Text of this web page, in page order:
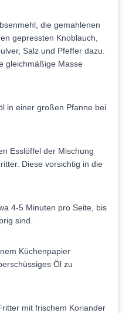
die gemahlenen
gepressten Knoblauch,
Salz und Pfeffer dazu.
gleichmäßige Masse
in einer großen Pfanne bei
Esslöffel der Mischung
Diese vorsichtig in die
4-5 Minuten pro Seite, bis
sind.
Küchenpapier
Öl zu
mit frischem Koriander